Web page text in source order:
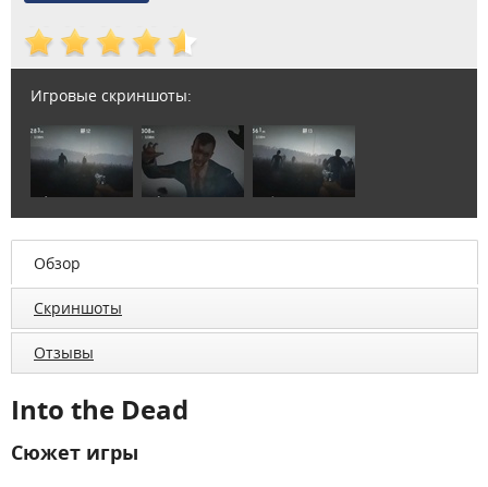
Игровые скриншоты:
Обзор
Скриншоты
Отзывы
Into the Dead
Сюжет игры